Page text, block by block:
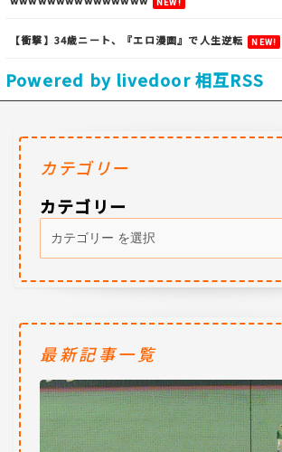
【衝撃】34歳ニート、『エロ漫画』で人生逆転 NEW!
Powered by livedoor 相互RSS
カテゴリー
カテゴリー
最新記事一覧